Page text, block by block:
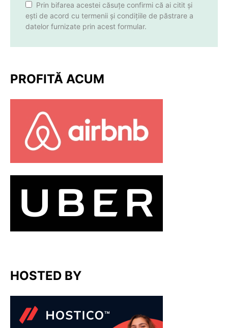
Prin bifarea acestei căsuțe confirmi că ai citit și
ești de acord cu termenii și condițiile de păstrare a
datelor furnizate prin acest formular.
PROFITĂ ACUM
HOSTED BY